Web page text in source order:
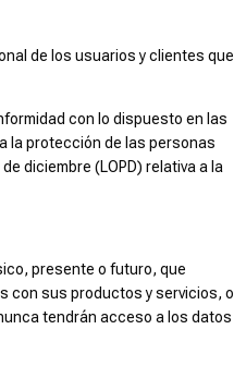
de los usuarios y clientes que
con lo dispuesto en las
la protección de las personas
diciembre (LOPD) relativa a la
presente o futuro, que
con sus productos y servicios, o
tendrán acceso a los datos